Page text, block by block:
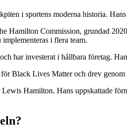
i sportens moderna historia.
Hamilton Commission, grundad
i flera team.
har investerat i hållbara företag.
Black Lives Matter och drev genom
Hamilton. Hans uppskattade